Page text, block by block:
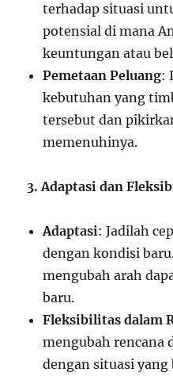
terhadap situasi
potensial di mana
keuntungan atau
Pemetaan Peluang:
kebutuhan yang
tersebut dan
memenuhinya.
3. Adaptasi dan
Adaptasi: Jadilah
dengan kondisi
mengubah arah
baru.
Fleksibilitas dalam
mengubah rencana
dengan situasi yang